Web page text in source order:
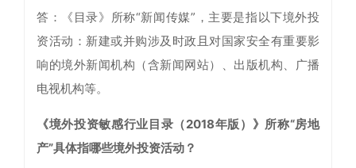
答：《目录》所称“新闻传媒”，主要是指以下境外投
资活动：新建或并购涉及时政且对国家安全有重要影
响的境外新闻机构（含新闻网站）、出版机构、广播
电视机构等。
《境外投资敏感行业目录（2018年版）》所称“房地
产”具体指哪些境外投资活动？